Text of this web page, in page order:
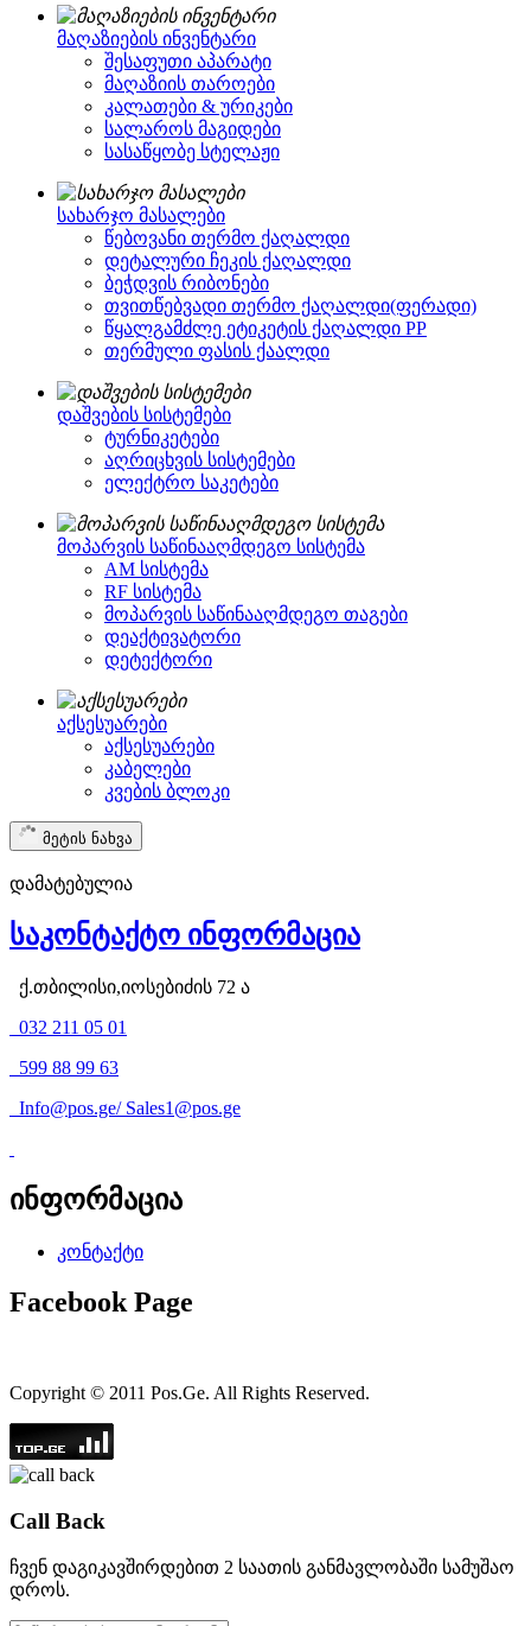
მაღაზიების ინვენტარი
შესაფუთი აპარატი
მაღაზიის თაროები
კალათები & ურიკები
სალაროს მაგიდები
სასაწყობე სტელაჟი
სახარჯო მასალები
წებოვანი თერმო ქაღალდი
დეტალური ჩეკის ქაღალდი
ბეჭდვის რიბონები
თვითწებვადი თერმო ქაღალდი(ფერადი)
წყალგამძლე ეტიკეტის ქაღალდი PP
თერმული ფასის ქაალდი
დაშვების სისტემები
ტურნიკეტები
აღრიცხვის სისტემები
ელექტრო საკეტები
მოპარვის საწინააღმდეგო სისტემა
AM სისტემა
RF სისტემა
მოპარვის საწინააღმდეგო თაგები
დეაქტივატორი
დეტექტორი
აქსესუარები
აქსესუარები
კაბელები
კვების ბლოკი
მეტის ნახვა
დამატებულია
საკონტაქტო ინფორმაცია
ქ.თბილისი,იოსებიძის 72 ა
032 211 05 01
599 88 99 63
Info@pos.ge/ Sales1@pos.ge
ინფორმაცია
კონტაქტი
Facebook Page
Copyright © 2011 Pos.Ge. All Rights Reserved.
Call Back
ჩვენ დაგიკავშირდებით 2 საათის განმავლობაში სამუშაო
დროს.